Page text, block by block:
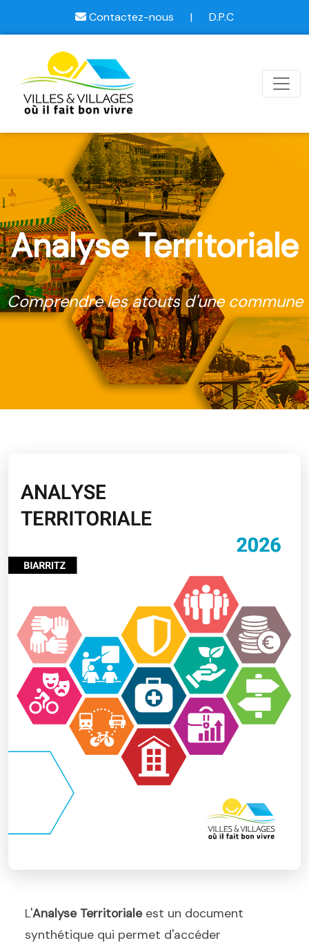
Contactez-nous | D.P.C
Analyse Territoriale
Comprendre les atouts d'une commune
L'Analyse Territorialeest un document
synthétique qui permet d'accéder